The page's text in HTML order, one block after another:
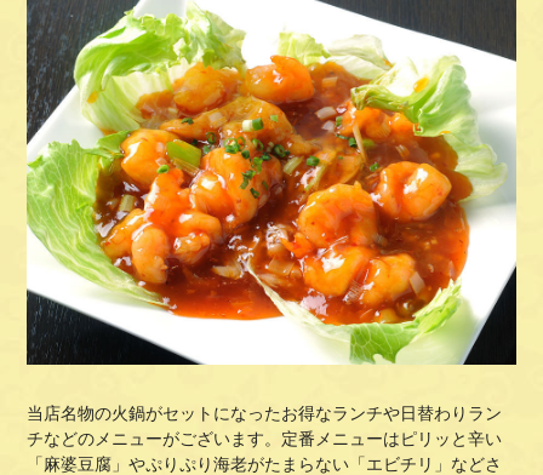
当店名物の火鍋がセットになったお得なランチや日替わりラン
チなどのメニューがございます。定番メニューはピリッと辛い
「麻婆豆腐」やぷりぷり海老がたまらない「エビチリ」などさ